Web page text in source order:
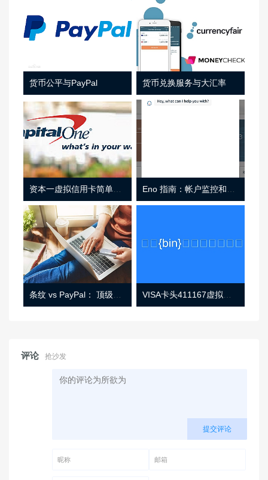
货币公平与PayPal 货币兑换服务与大汇率
资本一虚拟信用卡简单介绍
条纹 vs PayPal： 顶级功能， 定价 （和更多！ VISA卡头411167虚拟卡基础信息
评论 抢沙发
提交评论